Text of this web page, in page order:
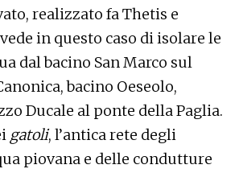
realizzato fa Thetis e
in questo caso di isolare le
dal bacino San Marco sul
bacino Oeseolo,
Ducale al ponte della Paglia.
gatoli, l’antica rete degli
piovana e delle condutture